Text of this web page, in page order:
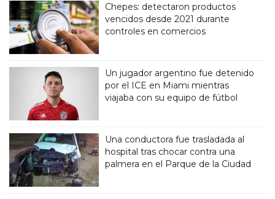
Chepes: detectaron productos
vencidos desde 2021 durante
controles en comercios
Un jugador argentino fue detenido
por el ICE en Miami mientras
viajaba con su equipo de fútbol
Una conductora fue trasladada al
hospital tras chocar contra una
palmera en el Parque de la Ciudad